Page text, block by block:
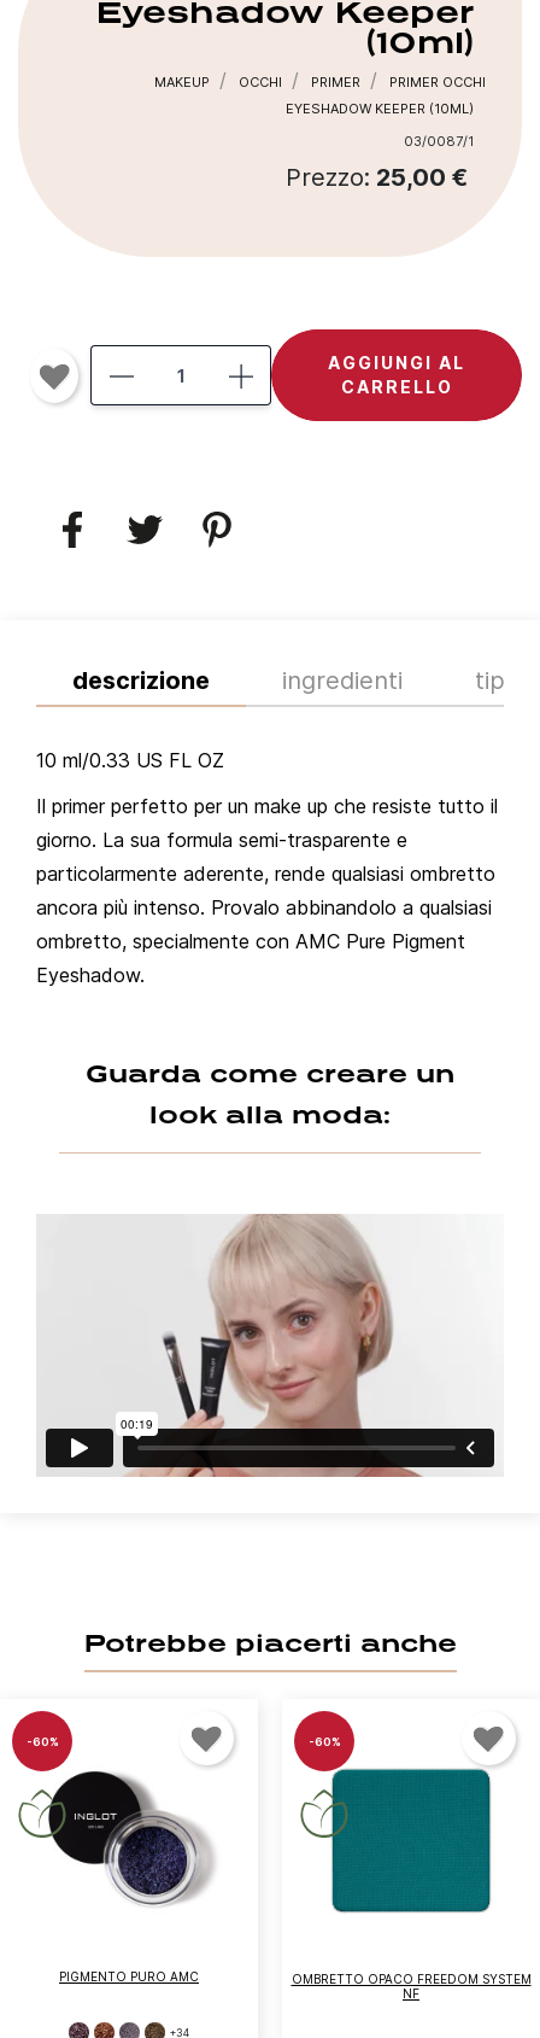
Eyeshadow Keeper
(10ml)
MAKEUP OCCHI PRIMER
PRIMER OCCHI
EYESHADOW KEEPER (10ML)
03/0087/1
Prezzo: 25,00 €
AGGIUNGI AL
CARRELLO
descrizione ingredienti tips
10 ml/0.33 US FL OZ
Il primer perfetto per un make up che resiste tutto il
giorno. La sua formula semi-trasparente e
particolarmente aderente, rende qualsiasi ombretto
ancora più intenso. Provalo abbinandolo a qualsiasi
ombretto, specialmente con AMC Pure Pigment
Eyeshadow.
Guarda come creare un
look alla moda:
Potrebbe piacerti anche
PIGMENTO PURO AMC
+34
-60%
OMBRETTO OPACO FREEDOM SYSTEM
NF
-60%